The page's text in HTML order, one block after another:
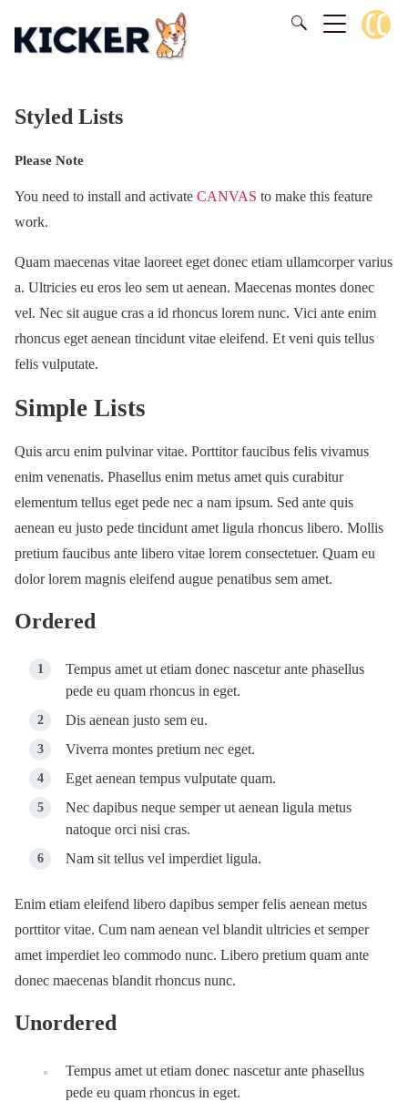
Styled Lists
Please Note
You need to install and activate CANVAS to make this feature
work.
Quam maecenas vitae laoreet eget donec etiam ullamcorper varius
a. Ultricies eu eros leo sem ut aenean. Maecenas montes donec
vel. Nec sit augue cras a id rhoncus lorem nunc. Vici ante enim
rhoncus eget aenean tincidunt vitae eleifend. Et veni quis tellus
felis vulputate.
Simple Lists
Quis arcu enim pulvinar vitae. Porttitor faucibus felis vivamus
enim venenatis. Phasellus enim metus amet quis curabitur
elementum tellus eget pede nec a nam ipsum. Sed ante quis
aenean eu justo pede tincidunt amet ligula rhoncus libero. Mollis
pretium faucibus ante libero vitae lorem consectetuer. Quam eu
dolor lorem magnis eleifend augue penatibus sem amet.
Ordered
Tempus amet ut etiam donec nascetur ante phasellus
pede eu quam rhoncus in eget.
Dis aenean justo sem eu.
Viverra montes pretium nec eget.
Eget aenean tempus vulputate quam.
Nec dapibus neque semper ut aenean ligula metus
natoque orci nisi cras.
Nam sit tellus vel imperdiet ligula.
Enim etiam eleifend libero dapibus semper felis aenean metus
porttitor vitae. Cum nam aenean vel blandit ultricies et semper
amet imperdiet leo commodo nunc. Libero pretium quam ante
donec maecenas blandit rhoncus nunc.
Unordered
Tempus amet ut etiam donec nascetur ante phasellus
pede eu quam rhoncus in eget.